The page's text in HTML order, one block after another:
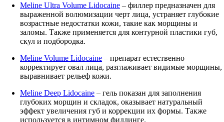
Meline Ultra Volume Lidocaine – филлер предназначен для
выраженной волюмизации черт лица, устраняет глубокие
возрастные недостатки кожи, такие как морщины и
заломы. Также применяется для контурной пластики губ,
скул и подбородка.
Meline Volume Lidocaine – препарат естественно
корректирует овал лица, разглаживает видимые морщины,
выравнивает рельеф кожи.
Meline Deep Lidocaine – гель показан для заполнения
глубоких морщин и складок, оказывает натуральный
эффект увеличения губ и коррекции их формы. Также
используется в интимном филлинге.